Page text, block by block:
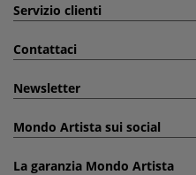
Servizio clienti
Contattaci
Newsletter
Mondo Artista sui social
La garanzia Mondo Artista